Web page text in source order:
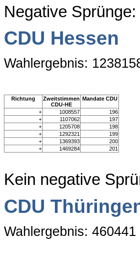
Negative
CDU Hessen
Wahlergebnis:
Richtung
Zweitstimmen
CDU-HE
Mandate CDU
+ 1008557
196
+
1107062
197
+
1205708
198
+
1292321
199
+
1369393
200
+
1469284 201
Kein negative
CDU
Wahlergebnis: